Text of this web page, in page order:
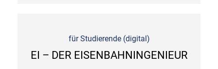
für Studierende (digital)
EI – DER EISENBAHNINGENIEUR